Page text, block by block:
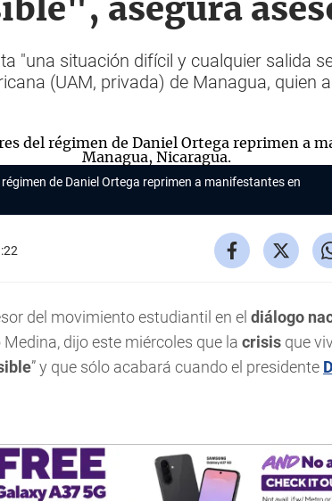
asegura
"una situación difícil y cualquier salida
(UAM, privada) de Managua, quien
de Daniel Ortega reprimen a manifestantes en
del movimiento estudiantil en el diálogo
Medina, dijo este miércoles que la crisis que
” y que sólo acabará cuando el presidente